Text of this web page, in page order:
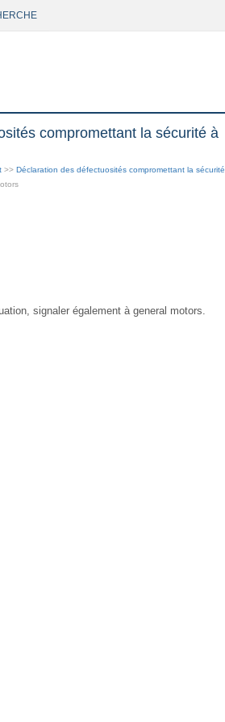
compromettant la sécurité à
>> Déclaration des défectuosités compromettant la sécurité
signaler également à general motors.